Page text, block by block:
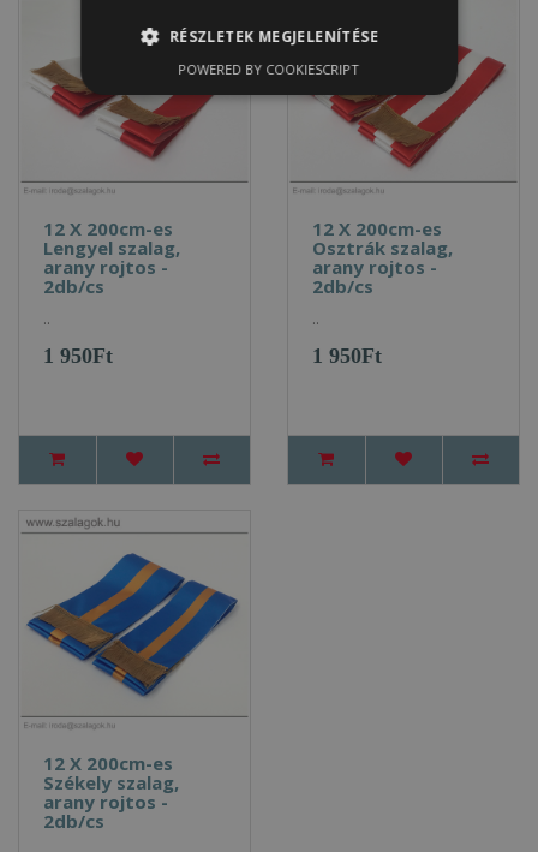
12 X 200cm-es
Lengyel szalag,
arany rojtos -
2db/cs
..
1 950Ft
12 X 200cm-es
Osztrák szalag,
arany rojtos -
2db/cs
..
1 950Ft
12 X 200cm-es
Székely szalag,
arany rojtos -
2db/cs
RÉSZLETEK MEGJELENÍTÉSE
POWERED BY COOKIESCRIPT